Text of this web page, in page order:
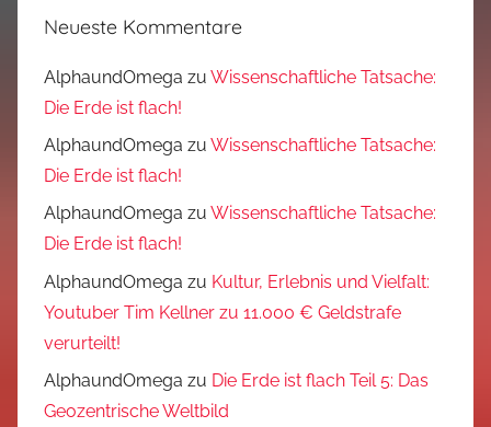
Neueste Kommentare
AlphaundOmega zu Wissenschaftliche Tatsache:
Die Erde ist flach!
AlphaundOmega zu Wissenschaftliche Tatsache:
Die Erde ist flach!
AlphaundOmega zu Wissenschaftliche Tatsache:
Die Erde ist flach!
AlphaundOmega zu Kultur, Erlebnis und Vielfalt:
Youtuber Tim Kellner zu 11.000 € Geldstrafe
verurteilt!
AlphaundOmega zu Die Erde ist flach Teil 5: Das
Geozentrische Weltbild